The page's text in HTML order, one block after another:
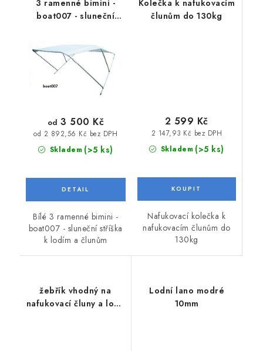
3 ramenné bimini -
boat007 - sluneční
Skladem (>5 ks)
od 2 892,56 Kč bez DPH
od 3 500 Kč
Bílé 3 ramenné bimini -
boat007 - sluneční stříška
k lodím a člunům
Kolečka k nafukovacím
člunům do 130kg
Skladem (>5 ks)
2 147,93 Kč bez DPH
2 599 Kč
Nafukovací kolečka k
nafukovacím člunům do
130kg
žebřík vhodný na
nafukovací čluny a lodě
Lodní lano modré
10mm